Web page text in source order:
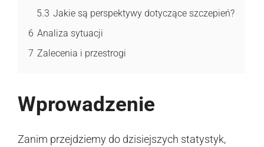
5.3 Jakie są perspektywy dotyczące szczepień?
6 Analiza sytuacji
7 Zalecenia i przestrogi
Wprowadzenie
Zanim przejdziemy do dzisiejszych statystyk,